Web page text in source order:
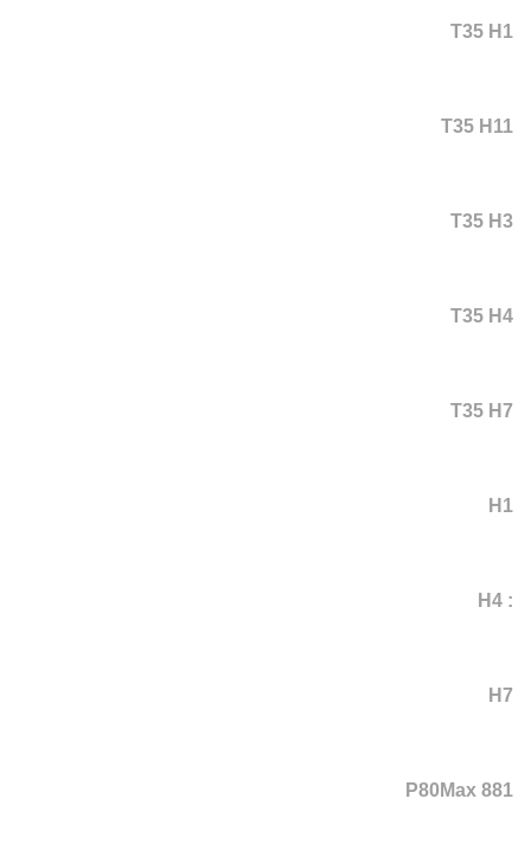
T35 H1
T35 H11
T35 H3
T35 H4
T35 H7
H1
: H4
H7
P80Max 881